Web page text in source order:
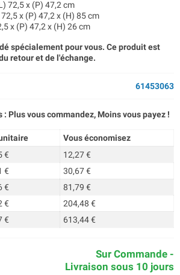
72,5 x (P) 47,2 cm
x (P) 47,2 x (H) 85 cm
x (P) 47,2 x (H) 26 cm
spécialement pour vous. Ce produit est
retour et de l'échange.
61453063
Plus vous commandez, Moins vous payez !
Vous économisez
€
12,27 €
€
30,67 €
€
81,79 €
€
204,48 €
€ 613,44 €
Sur Commande -
Livraison sous 10 jours